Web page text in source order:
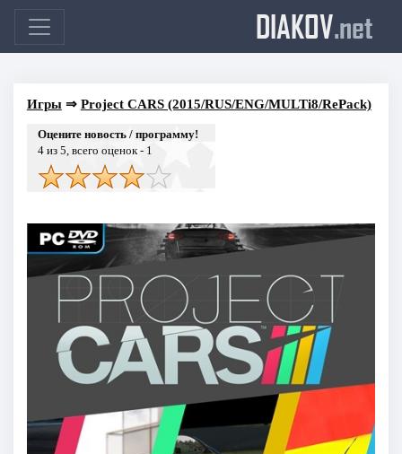
DIAKOV.net
Игры⇒ Project CARS (2015/RUS/ENG/MULTi8/RePack)
Оцените новость / программу!
4из 5, всего оценок - 1